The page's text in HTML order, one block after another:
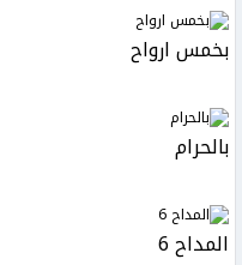
بخمس ارواح
بالحرام
المداح 6